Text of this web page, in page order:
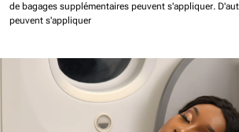
de bagages supplémentaires peuvent s'appliquer.
peuvent s'appliquer